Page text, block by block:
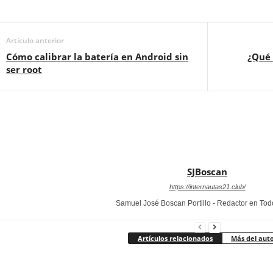
Artículo anterior
Cómo calibrar la batería en Android sin
ser root
SJBoscan
https://internautas21.club/
Samuel José Boscan Portillo - Redactor en
Artículos relacionados Más del